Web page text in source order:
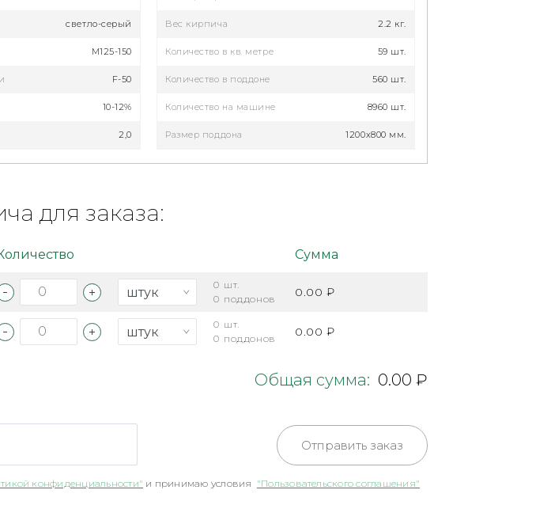
светло-серый
М125-150
F-50
10-12%
2,0
Вес кирпича 2.2 кг.
Количество в кв. метре 59 шт.
Количество в поддоне 560 шт.
Количество на машине 8960 шт.
Размер поддона 1200х800 мм.
для заказа:
Сумма
0 шт.
0 поддонов 0.00 ₽
0 шт.
0 поддонов 0.00 ₽
Общая сумма: 0.00 ₽
Отправить заказ
конфиденциальности" и принимаю условия "Пользовательского соглашения"